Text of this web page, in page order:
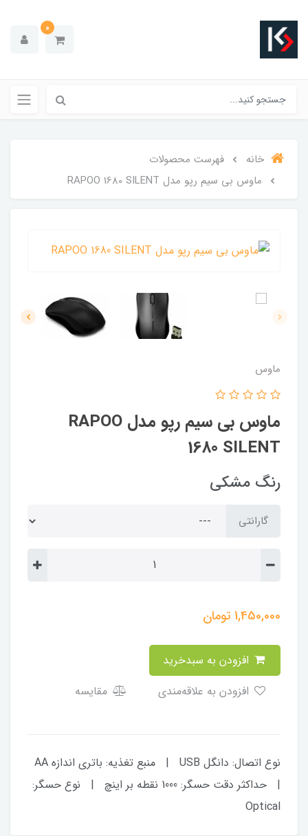
0
خانه
فهرست محصولات
ماوس بی سیم رپو مدل RAPOO 1680 SILENT
ماوس
ماوس بی سیم رپو مدل RAPOO
1680 SILENT
رنگ مشکی
گارانتی
1,450,000تومان
مقایسه
| حداکثر دقت حسگر: 1000 نقطه بر اینچ | نوع حسگر:
Optical